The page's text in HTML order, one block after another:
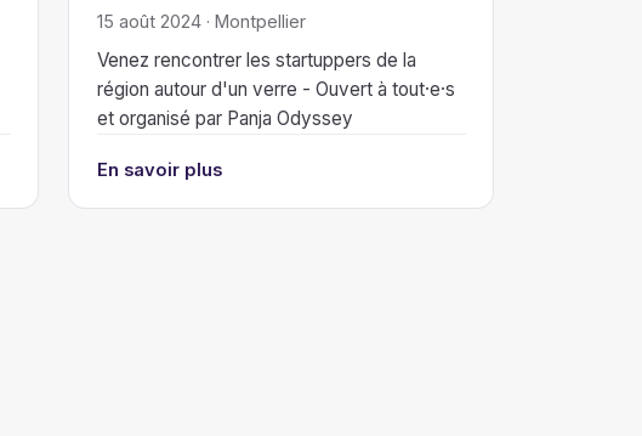
15 août 2024 · Montpellier
Venez rencontrer les startuppers de la
région autour d'un verre - Ouvert à tout·e·s
et organisé par Panja Odyssey
En savoir plus